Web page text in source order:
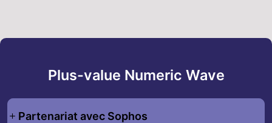
Plus-value Numeric Wave
Partenariat avec Sophos